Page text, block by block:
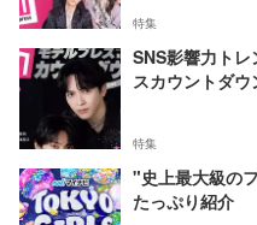
特集
SNS影響力ト
スカウントダウ
特集
"史上最大級の
たっぷり紹介